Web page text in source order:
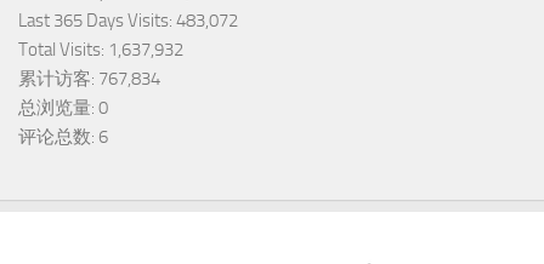
Last 365 Days Visits: 483,072
Total Visits: 1,637,932
累计访客: 767,834
总浏览量: 0
评论总数: 6